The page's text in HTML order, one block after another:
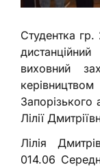
Студентка
виховний
Лілії
Лілія
014.06